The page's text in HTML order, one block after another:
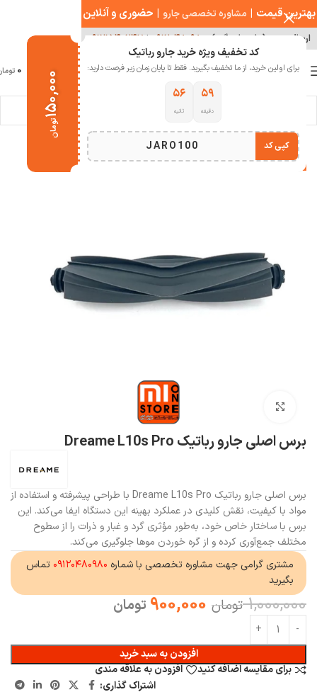
کد تخفیف ویژه خرید جارو رباتیک
برای اولین خرید، از ما تخفیف بگیرید. فقط تا پایان زمان زیر فرصت دارید:
۵۹
دقیقه
۵۵
ثانیه
JARO100 کپی کد
۱۵۰,۰۰۰
تومان
منو 0
خانه
-10%
برس اصلی جارو رباتیک Dreame L10s Pro
برس اصلی جارو رباتیک Dreame L10s Pro با طراحی پیشرفته و استفاده از
مواد با کیفیت، نقش کلیدی در عملکرد بهینه این دستگاه ایفا می‌کند. این
برس با ساختار خاص خود، به‌طور مؤثری گرد و غبار و ذرات را از سطوح
مختلف جمع‌آوری کرده و از گره خوردن موها جلوگیری می‌کند.
مشتری گرامی جهت مشاوره تخصصی با شماره ۰۹۱۲۰۴۸۰۹۸۰ تماس
بگیرید
1,000,000 تومان 900,000 تومان
افزودن به سبد خرید
برای مقایسه اضافه کنید
افزودن به علاقه مندی
اشتراک گذاری:
بهترین قیمت | مشاوره تخصصی جارو | حضوری و آنلاین
ارسال سریع ( با هماهنگی ) ۰۹۱۲۰۴۸۰۹۸۰ | ۰۹۱۲۱۵۴۰۲۴۷